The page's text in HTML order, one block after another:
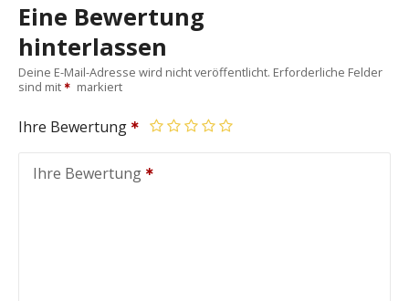
Eine Bewertung
hinterlassen
Deine E-Mail-Adresse wird nicht veröffentlicht. Erforderliche Felder
sind mit
markiert
Ihre Bewertung
Ihre Bewertung